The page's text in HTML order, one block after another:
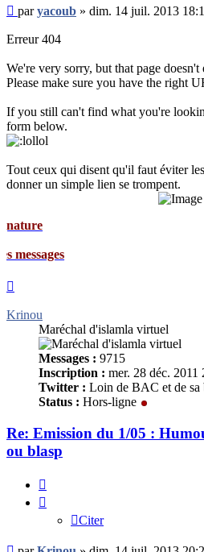
Message
non
lu
paryacoub » dim. 14 juil. 2013
Erreur 404
We're very sorry, but that page doesn't
Please make sure you have the right
If you still can't find what you're
form below.
Tout ceux qui disent qu'il faut éviter
donner un simple lien se trompent.
Krinou
Maréchal d'islamla virtuel
Messages : 9715
Inscription : mer. 28 déc. 2011
Twitter : Loin de BAC et de sa
Status : Hors-ligne
Re: Emission du 1/05 :
ou blasp
Citer
Message